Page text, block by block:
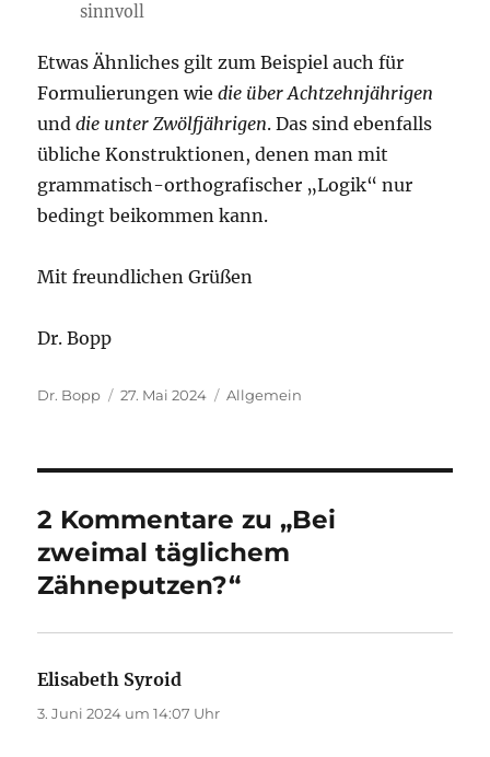
sinnvoll
Etwas Ähnliches gilt zum Beispiel auch für
Formulierungen wiedie über Achtzehnjährigen
unddie unter Zwölfjährigen. Das sind ebenfalls
übliche Konstruktionen, denen man mit
grammatisch-orthografischer „Logik“ nur
bedingt beikommen kann.
Mit freundlichen Grüßen
Dr. Bopp
Autor
Dr. Bopp
Veröffentlicht
27. Mai 2024 Kategorien
Allgemein
2 Kommentare zu „Bei
zweimal täglichem
Zähneputzen?“
Elisabeth Syroid
3. Juni 2024 um 14:07 Uhr